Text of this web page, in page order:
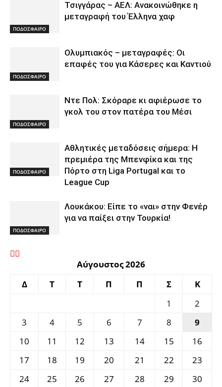
ΠΟΔΟΣΦΑΙΡΟ
Τσιγγάρας – ΑΕΛ: Ανακοινώθηκε η
μεταγραφή του Έλληνα χαφ
ΠΟΔΟΣΦΑΙΡΟ
Ολυμπιακός – μεταγραφές: Οι
επαφές του για Κάσερες και Καντιού
ΠΟΔΟΣΦΑΙΡΟ
Ντε Πολ: Σκόραρε κι αφιέρωσε το
γκολ του στον πατέρα του Μέσι
ΠΟΔΟΣΦΑΙΡΟ
Αθλητικές μεταδόσεις σήμερα: Η
πρεμιέρα της Μπενφίκα και της
Πόρτο στη Liga Portugal και το
League Cup
ΠΟΔΟΣΦΑΙΡΟ
Λουκάκου: Είπε το «ναι» στην Φενέρ
για να παίξει στην Τουρκία!
Αύγουστος 2026
Δ
Τ Τ Π Π Σ
Κ
1
2
3
4 5 6 7 8
9
10
11 12 13 14 15
16
17
18 19 20 21 22
23
24
25 26 27 28 29
30